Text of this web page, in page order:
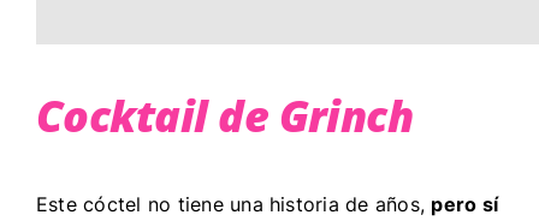
Cocktail de Grinch
Este cóctel no tiene una historia de años, pero sí